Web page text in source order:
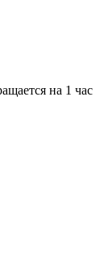
на 1 час